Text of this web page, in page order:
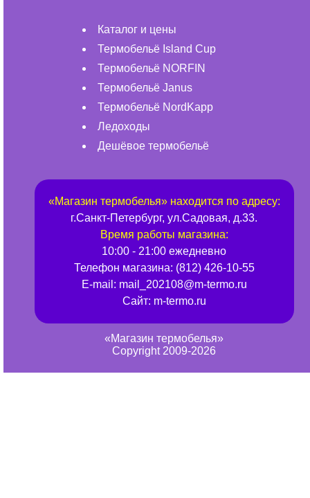
Каталог и цены
Термобельё Island Cup
Термобельё NORFIN
Термобельё Janus
Термобельё NordKapp
Ледоходы
Дешёвое термобельё
«Магазин термобелья» находится по адресу:
г.Санкт-Петербург, ул.Садовая, д.33.
Время работы магазина:
10:00 - 21:00 ежедневно
Телефон магазина: (812) 426-10-55
E-mail: mail_202108@m-termo.ru
Сайт: m-termo.ru
«Магазин термобелья»
Copyright 2009-2026